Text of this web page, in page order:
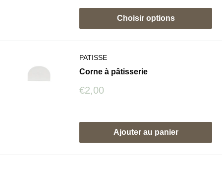
Choisir options
PATISSE
Corne à pâtisserie
Prix
€2,00
Ajouter au panier